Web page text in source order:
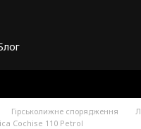
Гірськолижне спорядження
Cochise 110 Petrol